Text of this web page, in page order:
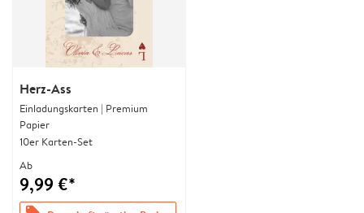
Herz-Ass
Einladungskarten | Premium
Papier
10er Karten-Set
Ab
9,99 €*